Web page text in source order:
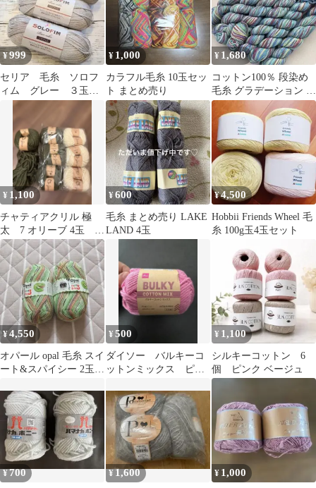
¥999
セリア 毛糸 ソロフ
ィム グレー ３玉
No.4 24E
¥ 1,000
カラフル毛糸 10玉セッ
ト まとめ売り
¥ 1,680
コットン100％ 段染め
毛糸 グラデーション ハ
ンドメイド 50g×6カセ
¥ 1,100
チャティアクリル 極
太 7 オリーブ 4玉 8
カマンベール 3玉 毛
糸 編み物
¥600
毛糸 まとめ売り LAKE
LAND 4玉
¥4,500
Hobbii Friends Wheel 毛
糸 100g玉4玉セット
¥4,550
オパール opal 毛糸 スイ
ート&スパイシー 2玉
¥500
ダイソー バルキーコ
ットンミックス ピン
¥ 1,100
シルキーコットン 6
個 ピンク ベージュ
¥700 ¥1,600 ¥ 1,000